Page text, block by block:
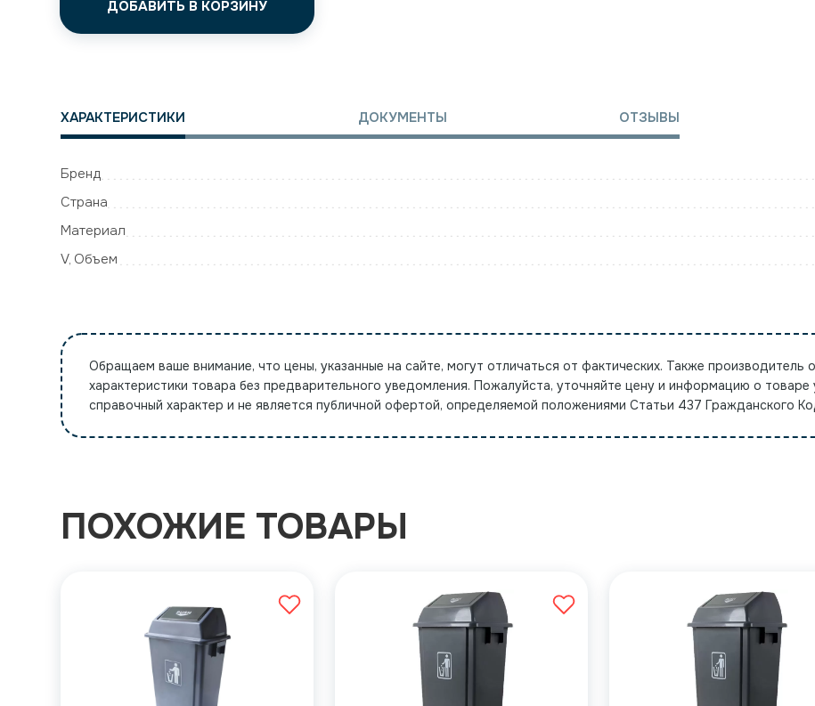
ДОБАВИТЬ В КОРЗИНУ
ХАРАКТЕРИСТИКИ ДОКУМЕНТЫ ОТЗЫВЫ
Бренд
Страна
Материал
V, Объем
Обращаем ваше внимание, что цены, указанные на сайте, могут отличаться от фактических. Также производитель
характеристики товара без предварительного уведомления. Пожалуйста, уточняйте цену и информацию о
справочный характер и не является публичной офертой, определяемой положениями Статьи 437 Гражданского
ПОХОЖИЕ ТОВАРЫ